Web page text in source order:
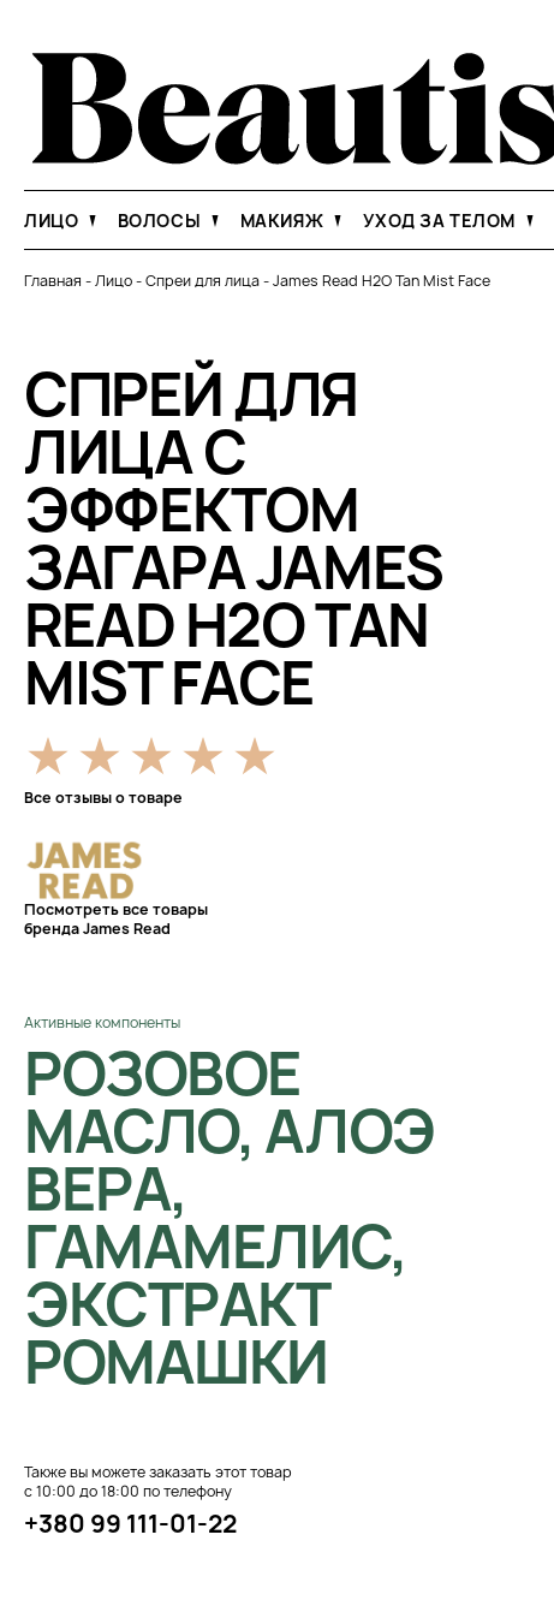
ЛИЦО ВОЛОСЫ МАКИЯЖ УХОД ЗА ТЕЛОМ
Главная -Лицо-Спреи для лица-James Read H2O Tan Mist Face
СПРЕЙ ДЛЯ
ЛИЦА С
ЭФФЕКТОМ
ЗАГАРА JAMES
READ H2O TAN
MIST FACE
Все отзывы о товаре
Посмотреть все товары
бренда James Read
Активные компоненты
РОЗОВОЕ
МАСЛО, АЛОЭ
ВЕРА,
ГАМАМЕЛИС,
ЭКСТРАКТ
РОМАШКИ
Также вы можете заказать этот товар
с 10:00 до 18:00 по телефону
+380 99 111-01-22